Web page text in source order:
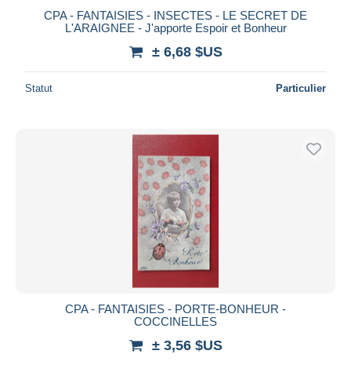
CPA - FANTAISIES - INSECTES - LE SECRET DE
L'ARAIGNEE - J'apporte Espoir et Bonheur
± 6,68 $US
Statut Particulier
CPA - FANTAISIES - PORTE-BONHEUR -
COCCINELLES
± 3,56 $US